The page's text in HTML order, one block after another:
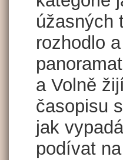
úžasných
rozhodlo
a Volně
časopisu
jak
podívat